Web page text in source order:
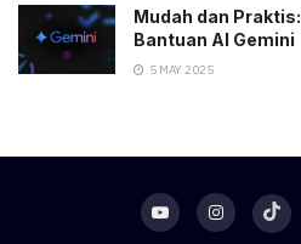
Mudah dan
Bantuan AI Gemini
5 MAY 2025